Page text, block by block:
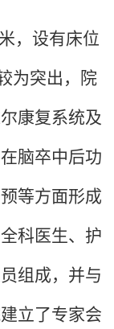
，设有床位
为突出，院
康复系统及
脑卒中后功
等方面形成
科医生、护
组成，并与
立了专家会